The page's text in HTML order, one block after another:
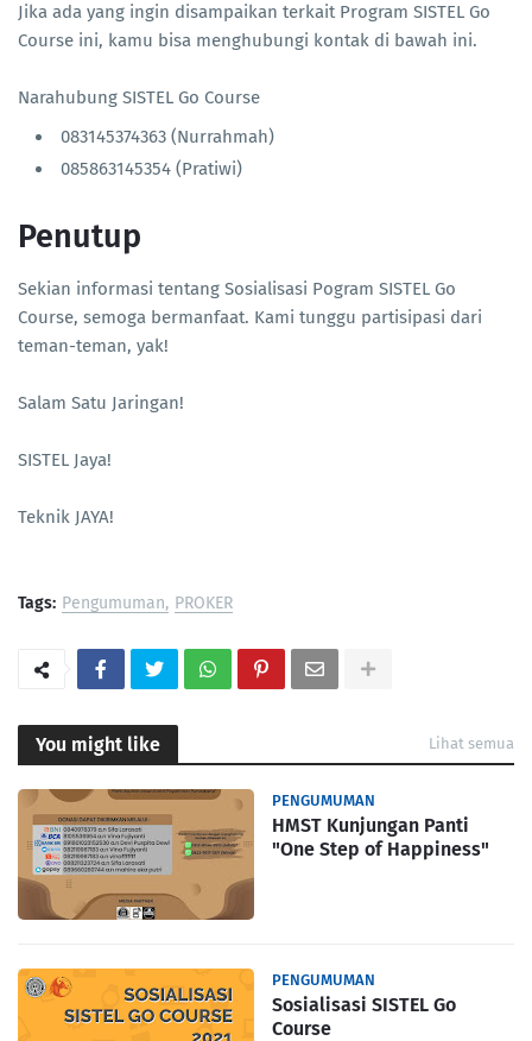
Jika ada yang ingin disampaikan terkait Program SISTEL Go
Course ini, kamu bisa menghubungi kontak di bawah ini.
Narahubung SISTEL Go Course
083145374363 (Nurrahmah)
085863145354 (Pratiwi)
Penutup
Sekian informasi tentang Sosialisasi Pogram SISTEL Go
Course, semoga bermanfaat. Kami tunggu partisipasi dari
teman-teman, yak!
Salam Satu Jaringan!
SISTEL Jaya!
Teknik JAYA!
Tags: Pengumuman PROKER
You might like Lihat semua
PENGUMUMAN
HMST Kunjungan Panti
"One Step of Happiness"
PENGUMUMAN
Sosialisasi SISTEL Go
Course